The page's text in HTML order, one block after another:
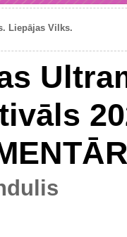
Liepājas Vilks.